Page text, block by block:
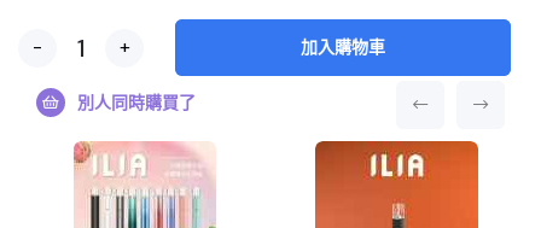
- + 加入購物車
別人同時購買了